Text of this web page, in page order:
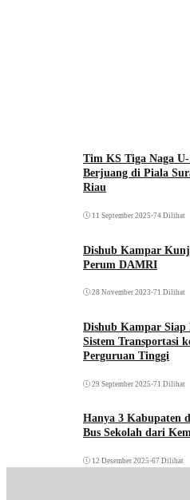
Tim KS Tiga Naga
Berjuang di Piala
Riau
11 September 2025 •74 Dilihat
Dishub Kampar
Perum DAMRI
28 November 2023 •71 Dilihat
Dishub Kampar Siap
Sistem Transportasi
Perguruan Tinggi
29 September 2025 •71 Dilihat
Hanya 3 Kabupaten
Bus Sekolah dari
12 Desember 2025 •67 Dilihat